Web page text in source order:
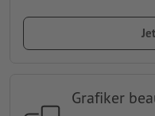
Grafiker